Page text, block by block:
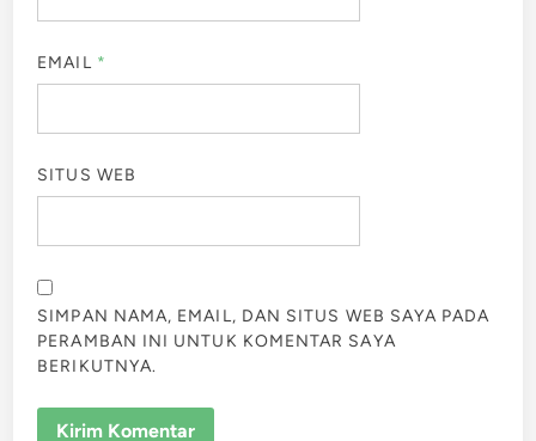
EMAIL *
SITUS WEB
SIMPAN NAMA, EMAIL, DAN SITUS WEB SAYA PADA
PERAMBAN INI UNTUK KOMENTAR SAYA
BERIKUTNYA.